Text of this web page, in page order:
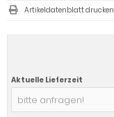
Aktuelle Lieferzeit
bitte anfragen!
Artikeldatenblatt drucken